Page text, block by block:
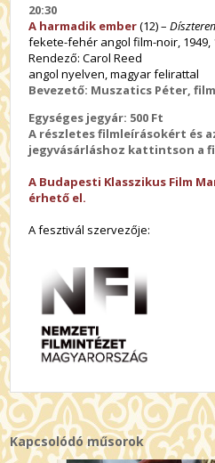
20:30
A harmadik ember(12) –
fekete-fehér angol film-noir, 1949,
Rendező: Carol Reed
angol nyelven, magyar felirattal
Bevezető: Muszatics Péter,
Egységes jegyár: 500 Ft
A részletes filmleírásokért és
jegyvásárláshoz kattintson a
A Budapesti Klasszikus Film
érhető el.
A fesztivál szervezője:
Kapcsolódó műsorok